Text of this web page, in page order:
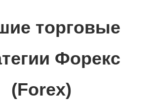
торговые
Форекс
(Forex)